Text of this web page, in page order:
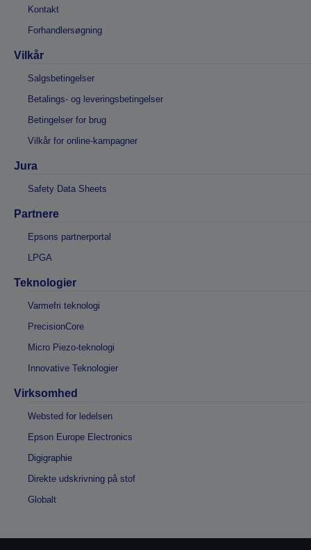
Kontakt
Forhandlersøgning
Vilkår
Salgsbetingelser
Betalings- og leveringsbetingelser
Betingelser for brug
Vilkår for online-kampagner
Jura
Safety Data Sheets
Partnere
Epsons partnerportal
LPGA
Teknologier
Varmefri teknologi
PrecisionCore
Micro Piezo-teknologi
Innovative Teknologier
Virksomhed
Websted for ledelsen
Epson Europe Electronics
Digigraphie
Direkte udskrivning på stof
Globalt